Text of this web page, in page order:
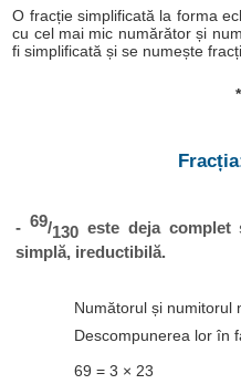
O fracție simplificată la forma
cu cel mai mic numărător și
fi simplificată și se numește
- 69/130este deja complet
simplă, ireductibilă.
Numătorul și numitorul
Descompunerea lor în
69 = 3 × 23